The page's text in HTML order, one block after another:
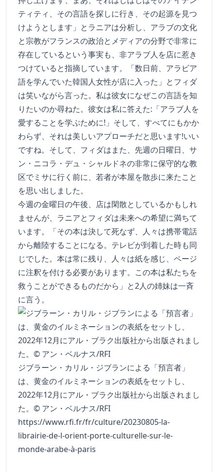
ティティ、その言語を探しに行き、その起源を見つ
けようとします」とラニアは分析し、アラブの文化
と宗教がフランスの政治とメディアの分野で非常に
存在しているという事実も、非アラブ人を店に惹き
つけていると指摘しています。「数日前、アラビア
語を学んでいた韓国人女性が店に入った」とフィダ
は笑いながら言った。私は彼女になぜこの言語を知
りたいのか尋ねた。彼女は私に答えた:「アラブ人を
愛することを学ぶために!」そして、すべてにもかか
わらず、それは美しいアプローチだと思います!いい
ですね。そして、フィダはまた、先週の日曜日、サ
ン・ニコラ・デュ・シャルドネの非常に保守的な教
区でミサに行く前に、若者が本屋を散歩に来たこと
を思い出しました。
今週の金曜日の午後、店は閑散としているかもしれ
ませんが、ラニアとフィダは未来への希望に満ちて
います。「その本は決して死なず、人々は携帯電話
から離陸することになる。テレビが到着した時も同
じでした。本は常に残り、人々は紙を感じ、ページ
に注釈を付ける必要があります。この本は私たちを
救うことができるものだから」と2人の姉妹は一斉
に言う。
ジブラーン・カリル・ジブランによる「預言者」
は、黄金のイルミネーションの表紙をセットし、
2022年12月にアル・ブラク出版社から出版されまし
た。© アン・ベルナス/RFI
https://www.rfi.fr/fr/culture/20230805-la-
librairie-de-l-orient-porte-culturelle-sur-le-
monde-arabe-à-paris